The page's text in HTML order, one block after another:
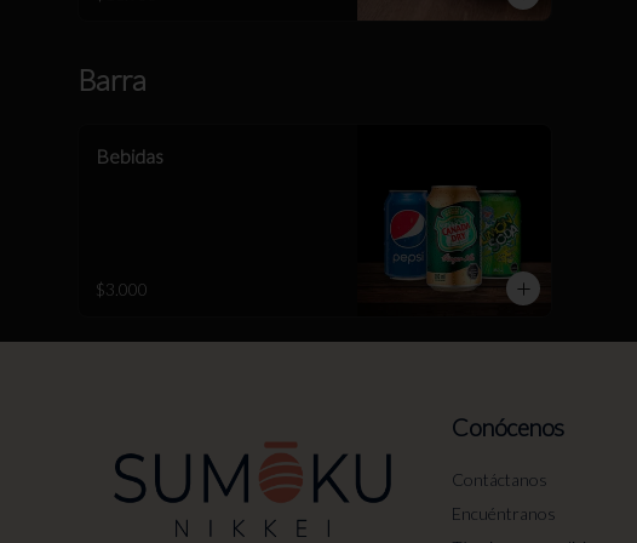
Barra
Bebidas
$3.000
Conócenos
Contáctanos
Encuéntranos